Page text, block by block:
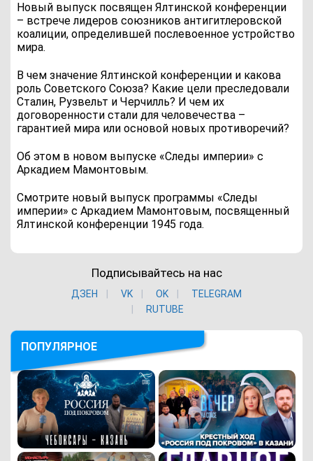
Новый выпуск посвящен Ялтинской конференции
– встрече лидеров союзников антигитлеровской
коалиции, определившей послевоенное устройство
мира.
В чем значение Ялтинской конференции и какова
роль Советского Союза? Какие цели преследовали
Сталин, Рузвельт и Черчилль? И чем их
договоренности стали для человечества –
гарантией мира или основой новых противоречий?
Об этом в новом выпуске «Следы империи» с
Аркадием Мамонтовым.
Смотрите новый выпуск программы «Следы
империи» с Аркадием Мамонтовым, посвященный
Ялтинской конференции 1945 года.
Подписывайтесь на нас
ДЗЕН VK ОK
TELEGRAM
RUTUBE
ПОПУЛЯРНОЕ